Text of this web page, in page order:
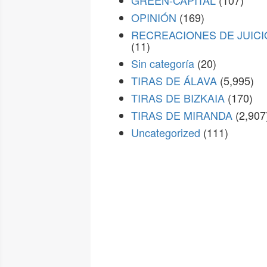
OPINIÓN (169)
RECREACIONES DE
(11)
Sin categoría (20)
TIRAS DE ÁLAVA (5,995)
TIRAS DE BIZKAIA (170)
TIRAS DE MIRANDA
Uncategorized (111)